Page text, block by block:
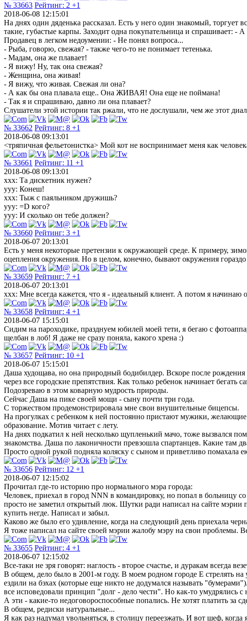
№ 33663 Рейтинг: 2 +1
2018-06-08 12:15:01
На днях один дяденька рассказал. Есть у него один знакомый,
такие, губастые карпы. Заходит одна покупательница и спрашивает: -
Продавец в легком недоумении: - Не понял вопроса...
- Рыба, говорю, свежая? - также чего-то не понимает тетенька.
- Мадам, она же плавает!
- Я вижу! Ну, так она свежая?
- Женщина, она живая!
- Я вижу, что живая. Свежая ли она?
- А как бы она плавала еще.. Она ЖИВАЯ! Она еще не поймана!
- Так я и спрашиваю, давно ли она плавает?
Слушатели этой истории так ржали, что не дослушали, чем же этот
№ 33662 Рейтинг: 8 +1
2018-06-08 09:13:01
<тряпичная фельетонистка> Мой кот не воспринимает меня как
№ 33661 Рейтинг: 11 +1
2018-06-08 09:13:01
ххх: Та дискетник нужен?
ууу: Конеш!
ххх: Тыж с паяльником дружишь?
ууу: =D кого?
ууу: И сколько он тебе должен?
№ 33660 Рейтинг: 3 +1
2018-06-07 20:13:01
Есть у меня некоторые претензии к окружающей среде. К примеру,
оцепления окружения. Но в целом, конечно, бывают окружения
№ 33659 Рейтинг: 7 +1
2018-06-07 20:13:01
xxx: Мне всегда кажется, что я - идеальный клиент. А потом я начинаю
№ 33658 Рейтинг: 4 +1
2018-06-07 15:15:01
Сидим на пароходике, празднуем юбилей моей тети, я бегаю с
щелбан в лоб! Я даже не сразу поняла, какого хрена :)
№ 33657 Рейтинг: 10 +1
2018-06-07 15:15:01
Даша худощава, но она природный бодибилдер. Вскоре после рождения
через все городские препятствия. Как только ребенок начинает
Подозреваю в этом коварную мудрость природы.
Сейчас Даша на пике своей мощи - сыну почти три года.
С торжеством продемонстрировала мне свои внушительные бицепсы.
На прогулках с ребенком к ней постоянно пристают мужики,
образование. Мотив читает с лету.
На днях подкатил к ней несколько щупленький мачо, тоже вызвался
знакомства. Даша по лаконичности превзошла спартанцев. Какие там
Просто одной рукой подняла коляску с сыном и приветливо помахала
№ 33656 Рейтинг: 12 +1
2018-06-07 12:15:02
Прочитал где-то историю про нормального мэра города:
Человек, приехал в город NNN в командировку, но попал в больницу
просто не заметил открытый люк. Шутки ради написал на сайте мэрии
купить негде. Написал и забыл.
Каково же было его удивление, когда на следующий день приехала
Я тоже написал на сайте своей мэрии жалобу мэру на свои проблемы.
№ 33655 Рейтинг: 4 +1
2018-06-07 12:15:02
Все-таки не зря говорят: наглость - второе счастье, и дуракам всегда
В общем, дело было в 2001-м году. В моем родном городе Е стрелять
ездили на бэхах (которые еще никто не додумался называть
все исповедовали принцип "долг - дело чести". Но как-то умудрялись с
А эти - какие-то недоговороспособные попались. Не хотят платить за
В общем, редиски натуральные...
Я как раз надумал увольняться, в столицу переезжать. И вот шеф,